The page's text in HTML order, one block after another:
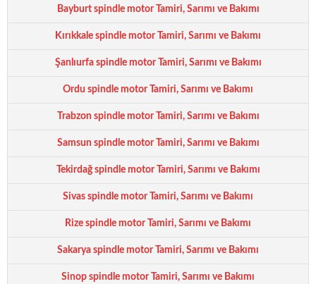
Bayburt spindle motor Tamiri, Sarımı ve Bakımı
Kırıkkale spindle motor Tamiri, Sarımı ve Bakımı
Şanlıurfa spindle motor Tamiri, Sarımı ve Bakımı
Ordu spindle motor Tamiri, Sarımı ve Bakımı
Trabzon spindle motor Tamiri, Sarımı ve Bakımı
Samsun spindle motor Tamiri, Sarımı ve Bakımı
Tekirdağ spindle motor Tamiri, Sarımı ve Bakımı
Sivas spindle motor Tamiri, Sarımı ve Bakımı
Rize spindle motor Tamiri, Sarımı ve Bakımı
Sakarya spindle motor Tamiri, Sarımı ve Bakımı
Sinop spindle motor Tamiri, Sarımı ve Bakımı